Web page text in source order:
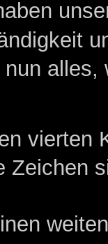
alles,
vierten
Zeichen